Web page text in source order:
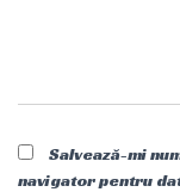
Salvează-mi
navigator pentru